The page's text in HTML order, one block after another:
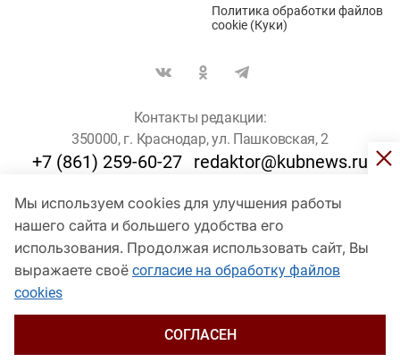
Мы используем cookies для улучшения работы
нашего сайта и большего удобства его
использования. Продолжая использовать сайт, Вы
выражаете своё согласие на обработку файлов
cookies
СОГЛАСЕН
Политика обработки файлов
cookie (Куки)
Контакты редакции:
350000, г. Краснодар, ул. Пашковская, 2
+7 (861) 259-60-27 redaktor@kubnews.ru
Для пользователей старше 16 лет
© Кубанские Новости, 2017
Сетевое издание «kubnews» зарегистрировано Федеральной
службой по надзору в сфере связи, информационных технологий
и массовых коммуникаций (Роскомнадзор). Регистрационный
Пашковская, 2). Главный редактор – Филиппов О. Ю.